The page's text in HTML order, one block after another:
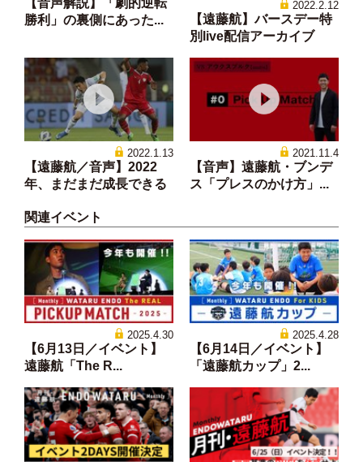
【音声解説】「劇的逆転
勝利」の裏側にあった...
2022.2.12
【遠藤航】バースデー特
別live配信アーカイブ
2022.1.13
【遠藤航／音声】2022
年、まだまだ成長できる
2021.11.4
【音声】遠藤航・ブンデ
ス「プレスのかけ方」...
関連イベント
2025.4.30
【6月13日／イベント】
遠藤航「The R...
2025.4.28
【6月14日／イベント】
「遠藤航カップ」2...